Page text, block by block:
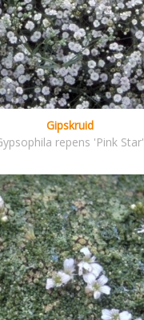
Gipskruid
repens 'Pink Star'